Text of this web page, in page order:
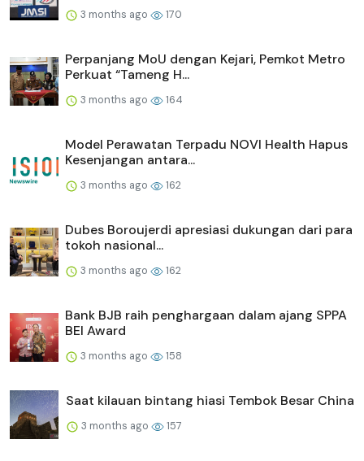
3 months ago 170
Perpanjang MoU dengan Kejari, Pemkot Metro
Perkuat “Tameng H...
3 months ago 164
Model Perawatan Terpadu NOVI Health Hapus
Kesenjangan antara...
3 months ago 162
Dubes Boroujerdi apresiasi dukungan dari para
tokoh nasional...
3 months ago 162
Bank BJB raih penghargaan dalam ajang SPPA
BEI Award
3 months ago 158
Saat kilauan bintang hiasi Tembok Besar China
3 months ago 157